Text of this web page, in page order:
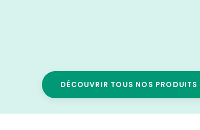
DÉCOUVRIR TOUS NOS PRODUITS